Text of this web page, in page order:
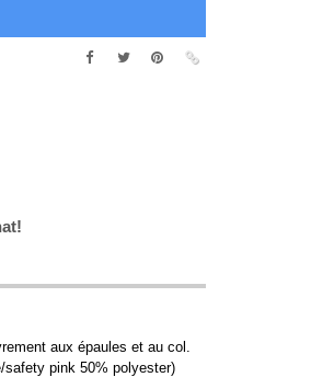
aux épaules et au col.
safety pink 50% polyester)